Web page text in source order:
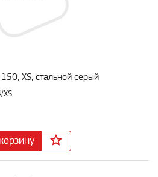
XS, стальной серый
XS